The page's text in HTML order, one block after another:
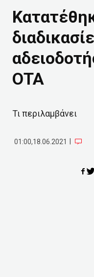
ΟΤΑ
Τι περιλαμβάνει
01:00,18.06.2021